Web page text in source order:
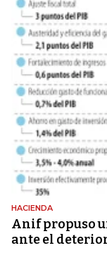
HACIENDA
Anif propuso
ante el